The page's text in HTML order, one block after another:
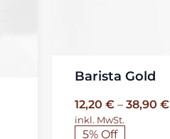
Barista Gold
12,20€ –38,90€
inkl. MwSt.
5% Off